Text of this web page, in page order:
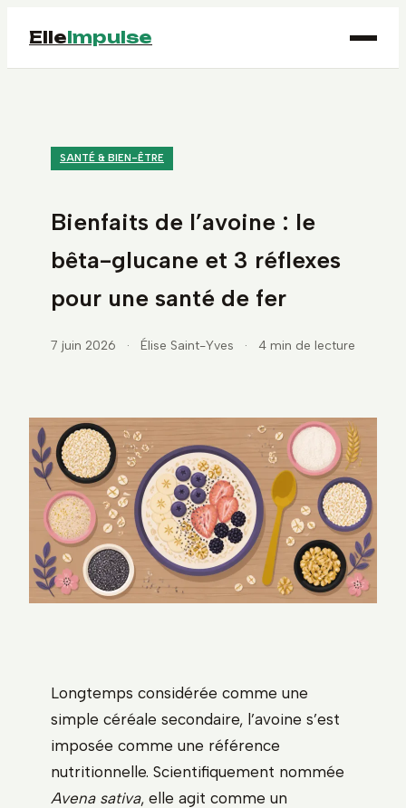
ElleImpulse
SANTÉ & BIEN-ÊTRE
Bienfaits de l’avoine : le
bêta-glucane et 3 réflexes
pour une santé de fer
7 juin 2026 · Élise Saint-Yves · 4 min de lecture
Longtemps considérée comme une
simple céréale secondaire, l’avoine s’est
imposée comme une référence
nutritionnelle. Scientifiquement nommée
Avena sativa, elle agit comme un